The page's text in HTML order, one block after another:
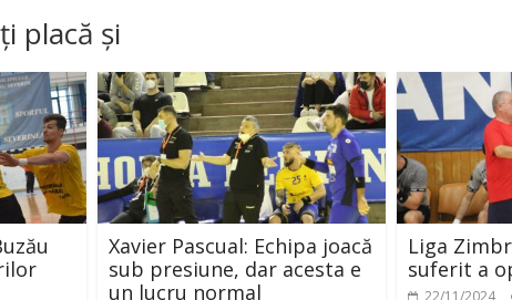
placă și
Xavier Pascual: Echipa joacă
sub presiune, dar acesta e
un lucru normal
Liga
suferit a
22/11/2024